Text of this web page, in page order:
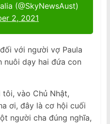
(@SkyNewsAust)
2, 2021
với người vợ Paula
nuôi dạy hai đứa con
vào Chủ Nhật,
ơi, đây là cơ hội cuối
người cha đúng nghĩa,